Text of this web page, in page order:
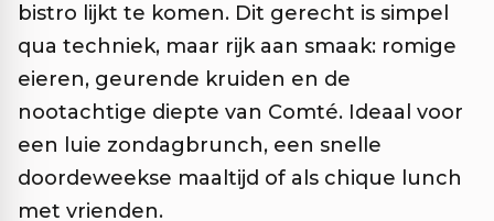
bistro lijkt te komen. Dit gerecht is simpel
qua techniek, maar rijk aan smaak: romige
eieren, geurende kruiden en de
nootachtige diepte van Comté. Ideaal voor
een luie zondagbrunch, een snelle
doordeweekse maaltijd of als chique lunch
met vrienden.